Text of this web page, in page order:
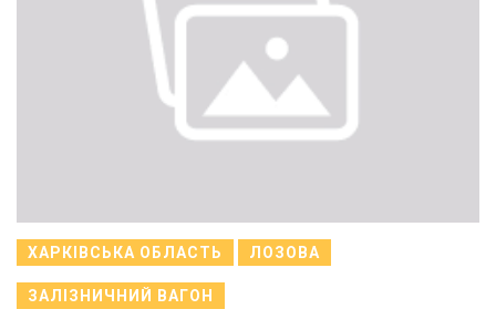
ХАРКІВСЬКА ОБЛАСТЬ ЛОЗОВА
ЗАЛІЗНИЧНИЙ ВАГОН